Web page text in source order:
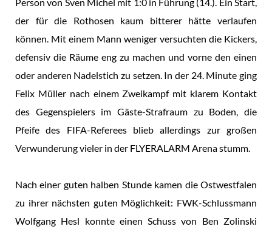
der für die Rothosen kaum bitterer hätte verlaufen
können. Mit einem Mann weniger versuchten die Kickers,
defensiv die Räume eng zu machen und vorne den einen
oder anderen Nadelstich zu setzen. In der 24. Minute ging
Felix Müller nach einem Zweikampf mit klarem Kontakt
des Gegenspielers im Gäste-Strafraum zu Boden, die
Pfeife des FIFA-Referees blieb allerdings zur großen
Verwunderung vieler in der FLYERALARM Arena stumm.
Nach einer guten halben Stunde kamen die Ostwestfalen
zu ihrer nächsten guten Möglichkeit: FWK-Schlussmann
Wolfgang Hesl konnte einen Schuss von Ben Zolinski